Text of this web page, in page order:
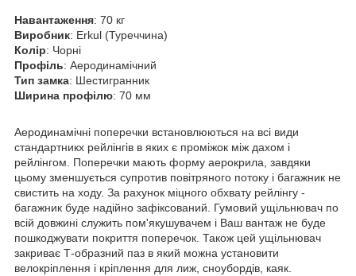
Навантаження: 70 кг
Виробник: Erkul (Туреччина)
Колір: Чорні
Профіль: Аеродинамічний
Тип замка: Шестигранник
Ширина профілю: 70 мм
Аеродинамічні поперечки встановлюються на всі види
стандартникх рейлінгів в яких є проміжок між дахом і
рейлінгом. Поперечки мають форму аерокрила, завдяки
цьому зменшується супротив повітряного потоку і багажник не
свистить на ходу. За рахунок міцного обхвату рейлінгу -
багажник буде надійно зафіксований. Гумовий ущільнювач по
всій довжині служить пом'якушувачем і Ваш вантаж не буде
пошкоджувати покриття поперечок. Також цей ущільнювач
закриває Т-образний паз в який можна установити
велокріплення і кріплення для лиж, сноубордів, каяк.